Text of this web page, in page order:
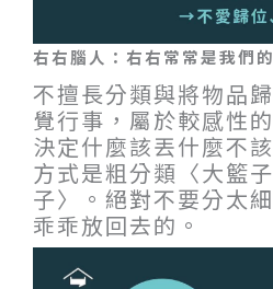
右右腦人：右右常常是我們
不擅長分類與將物品
覺行事，屬於較感性
決定什麼該丟什麼不
方式是粗分類〈大籃
子〉。絕對不要分太
乖乖放回去的。